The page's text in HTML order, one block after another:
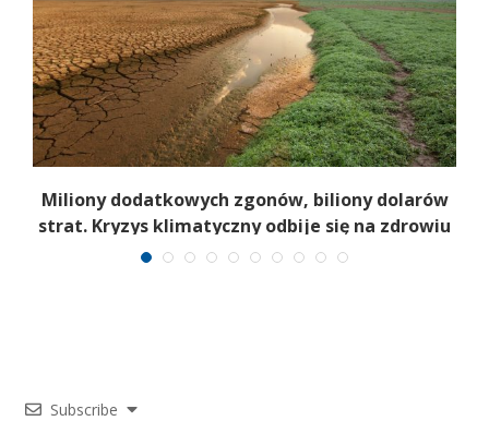
Miliony dodatkowych zgonów, biliony dolarów
strat. Kryzys klimatyczny odbije się na zdrowiu
Subscribe